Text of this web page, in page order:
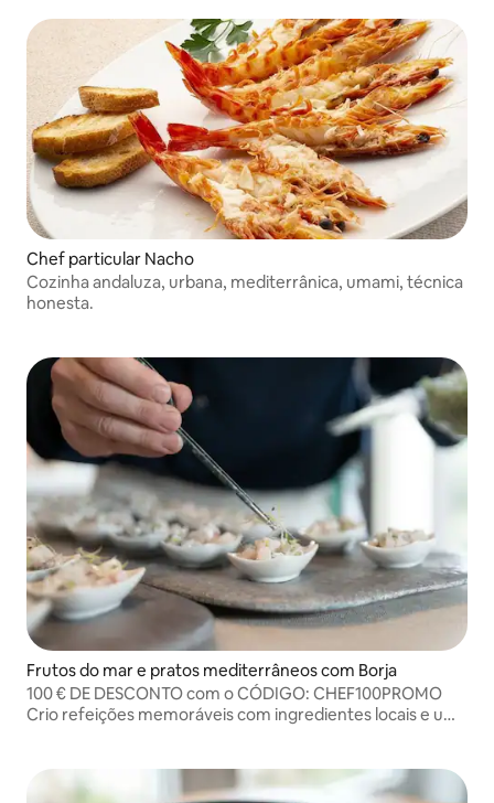
Chef particular Nacho
Cozinha andaluza, urbana, mediterrânica, umami, técnica
honesta.
Frutos do mar e pratos mediterrâneos com Borja
100 € DE DESCONTO com o CÓDIGO: CHEF100PROMO
Crio refeições memoráveis com ingredientes locais e uma